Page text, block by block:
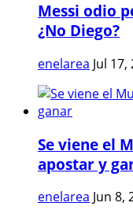
Messi odio
¿No Diego?
enelarea Jul 17,
Se viene el
apostar y
enelarea Jun 8,